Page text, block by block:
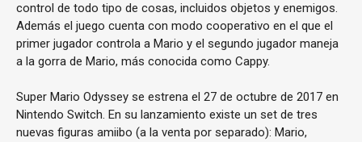
control de todo tipo de cosas, incluidos objetos y enemigos.
Además el juego cuenta con modo cooperativo en el que el
primer jugador controla a Mario y el segundo jugador maneja
a la gorra de Mario, más conocida como Cappy.
Super Mario Odyssey se estrena el 27 de octubre de 2017 en
Nintendo Switch. En su lanzamiento existe un set de tres
nuevas figuras amiibo (a la venta por separado): Mario,